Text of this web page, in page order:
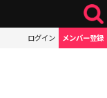
ログイン メンバー登録